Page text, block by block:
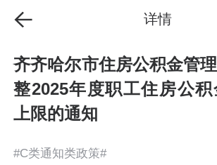
详情
齐齐哈尔市住房公积金管
整2025年度职工住房公
上限的通知
#C类通知类政策#